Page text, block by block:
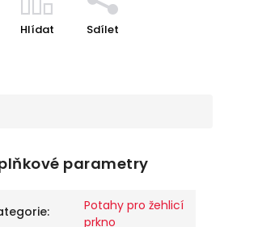
Hlídat Sdílet
parametry
:
Potahy pro žehlicí
prkno